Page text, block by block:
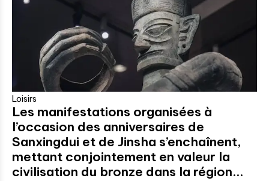
Loisirs
Les manifestations organisées à
l’occasion des anniversaires de
Sanxingdui et de Jinsha s’enchaînent,
mettant conjointement en valeur la
civilisation du bronze dans la région...